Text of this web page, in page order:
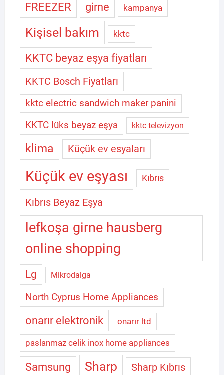
FREEZER girne kampanya
Kişisel bakım kktc
KKTC beyaz eşya fiyatları
KKTC Bosch Fiyatları
kktc electric sandwich maker panini
KKTC lüks beyaz eşya kktc televizyon
klima Küçük ev esyaları
Küçük ev eşyası Kıbrıs
Kıbrıs Beyaz Eşya
lefkoşa girne hausberg
online shopping
Lg Mikrodalga
North Cyprus Home Appliances
onarır elektronik onarır ltd
paslanmaz celik inox home appliances
Samsung Sharp Sharp Kıbrıs